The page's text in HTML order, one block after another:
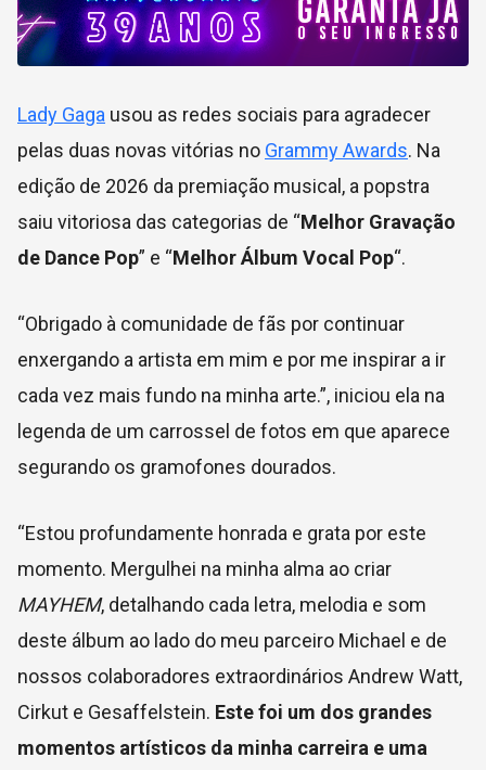
Lady Gaga usou as redes sociais para agradecer
pelas duas novas vitórias no Grammy Awards. Na
edição de 2026 da premiação musical, a popstra
saiu vitoriosa das categorias de “Melhor Gravação
de Dance Pop” e “Melhor Álbum Vocal Pop“.
“Obrigado à comunidade de fãs por continuar
enxergando a artista em mim e por me inspirar a ir
cada vez mais fundo na minha arte.”, iniciou ela na
legenda de um carrossel de fotos em que aparece
segurando os gramofones dourados.
“Estou profundamente honrada e grata por este
momento. Mergulhei na minha alma ao criar
MAYHEM, detalhando cada letra, melodia e som
deste álbum ao lado do meu parceiro Michael e de
nossos colaboradores extraordinários Andrew Watt,
Cirkut e Gesaffelstein. Este foi um dos grandes
momentos artísticos da minha carreira e uma